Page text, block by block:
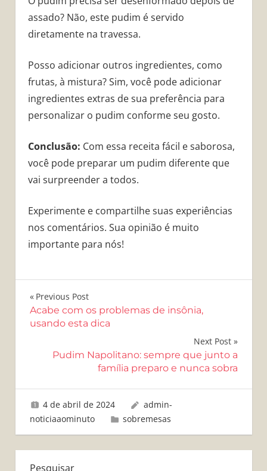
assado? Não, este pudim é servido
diretamente na travessa.
Posso adicionar outros ingredientes, como
frutas, à mistura? Sim, você pode adicionar
ingredientes extras de sua preferência para
personalizar o pudim conforme seu gosto.
Conclusão: Com essa receita fácil e saborosa,
você pode preparar um pudim diferente que
vai surpreender a todos.
Experimente e compartilhe suas experiências
nos comentários. Sua opinião é muito
importante para nós!
Navegação
de
Post
Previous Post
Acabe com os problemas de insônia,
usando esta dica
Next Post
Pudim Napolitano: sempre que junto a
família preparo e nunca sobra
4 de abril de 2024
admin-
noticiaaominuto
sobremesas
Pesquisar